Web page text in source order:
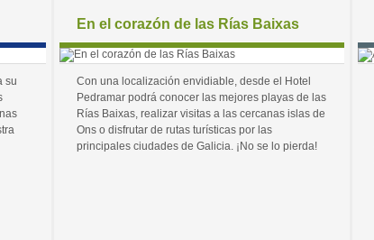
su
En el corazón de las Rías Baixas
Con una localización envidiable, desde el Hotel
Pedramar podrá conocer las mejores playas de las
Rías Baixas, realizar visitas a las cercanas islas de
Ons o disfrutar de rutas turísticas por las
principales ciudades de Galicia. ¡No se lo pierda!